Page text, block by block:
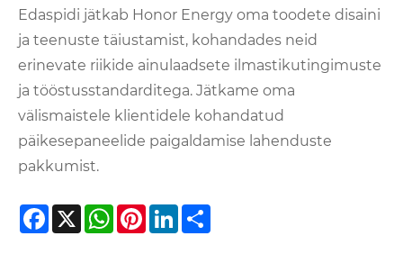
Edaspidi jätkab Honor Energy oma toodete disaini
ja teenuste täiustamist, kohandades neid
erinevate riikide ainulaadsete ilmastikutingimuste
ja tööstusstandarditega. Jätkame oma
välismaistele klientidele kohandatud
päikesepaneelide paigaldamise lahenduste
pakkumist.
Facebook
X WhatsApp
Pinterest
LinkedIn